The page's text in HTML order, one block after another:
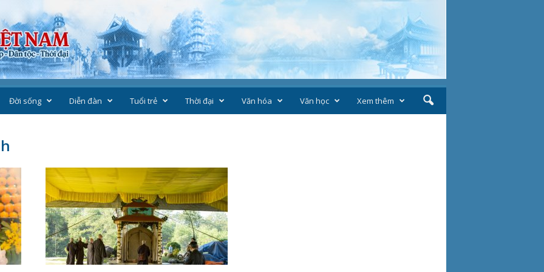
Đời sống Diễn đàn Tuổi trẻ Thời đại Văn hóa Văn học Xem thêm